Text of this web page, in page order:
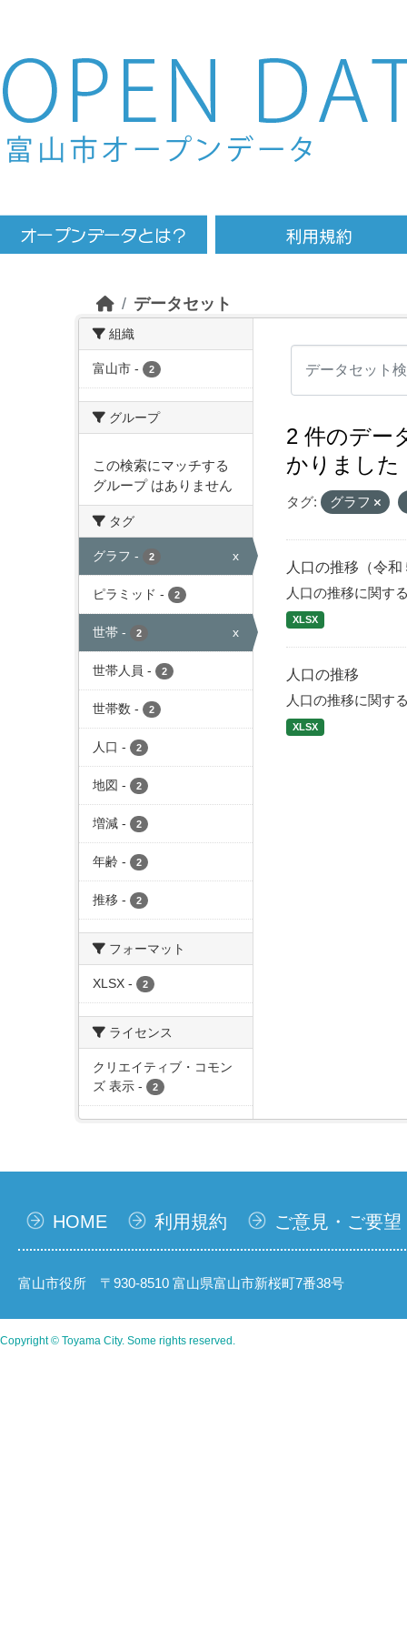
Skip to main content
データセット
組織
富山市 - 2
グループ
この検索にマッチする
グループ はありません
タグ
グラフ - 2 x
ピラミッド - 2
世帯 - 2 x
世帯人員 - 2
世帯数 - 2
人口 - 2
地図 - 2
増減 - 2
年齢 - 2
推移 - 2
フォーマット
XLSX - 2
ライセンス
クリエイティブ・コモン
ズ 表示 - 2
2 件のデー
かりました
タグ: グラフ
人口の推移（令和
人口の推移に関す
XLSX
人口の推移
人口の推移に関す
XLSX
HOME 利用規約 ご意見・ご要望
富山市役所 〒930-8510 富山県富山市新桜町7番38号
Copyright © Toyama City. Some rights reserved.